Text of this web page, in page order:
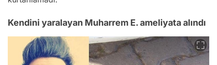
Kendini yaralayan Muharrem E. ameliyata alındı